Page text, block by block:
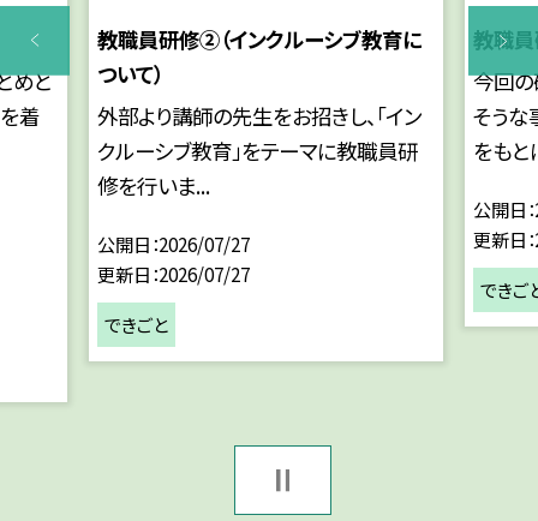
めと
着
教職員研修②（インクルーシブ教育に
ついて）
外部より講師の先生をお招きし、「イン
クルーシブ教育」をテーマに教職員研
修を行いま...
公開日 2026/07/27
更新日 2026/07/27
できごと
教職
今回
そうな
をもと
公開日
更新日
できご